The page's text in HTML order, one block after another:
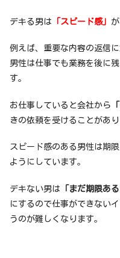
デキる男は 「スピード感」
例えば、重要な内容の返信
男性は仕事でも業務を後に
す。
お仕事していると会社から
きの依頼を受けることがあり
スピード感のある男性は期
ようにしています。
デキない男は 「まだ期限あ
にするので仕事ができない
うのが難しくなります。